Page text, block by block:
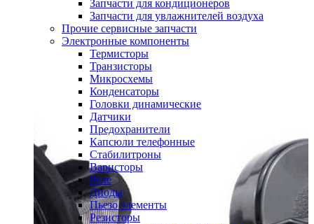
Запчасти для кондиционеров
Запчасти для увлажнителей воздуха
Прочие сервисные запчасти
Электронные компоненты
Термисторы
Транзисторы
Микросхемы
Конденсаторы
Головки динамические
Датчики
Предохранители
Капсюли телефонные
Стабилитроны
Варисторы
Реле
Диоды
Пьезо элементы
Резисторы